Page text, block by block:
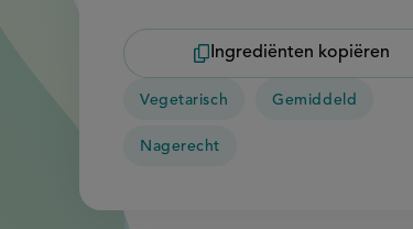
Ingrediënten kopiëren
Vegetarisch Gemiddeld
Nagerecht